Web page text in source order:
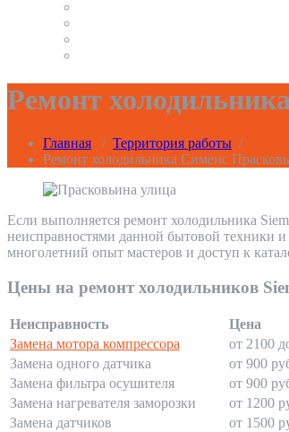
Ремонт
Главная / Территория работы /
Ремонт холодильника Сименс
Если выполняется ремонт холодильника
неисправностями данной бытовой техники
многолетний опыт мастеров и доступ к
Цены на ремонт холодильников
Неисправность
Цена
Замена мотора компрессора
от 2100
Замена одного датчика
от 900
Замена фильтра осушителя
от 900
Замена нагревателя заморозки
от 1200
Замена датчиков
от 1500